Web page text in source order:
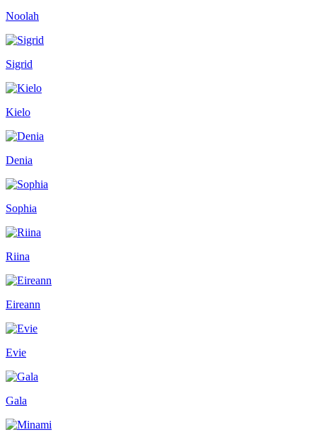
Noolah
Sigrid
Kielo
Denia
Sophia
Riina
Eireann
Evie
Gala